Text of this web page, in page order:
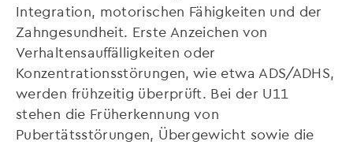
Integration, motorischen Fähigkeiten und der
Zahngesundheit. Erste Anzeichen von
Verhaltensauffälligkeiten oder
Konzentrationsstörungen, wie etwa ADS/ADHS,
werden frühzeitig überprüft. Bei der U11
stehen die Früherkennung von
Pubertätsstörungen, Übergewicht sowie die